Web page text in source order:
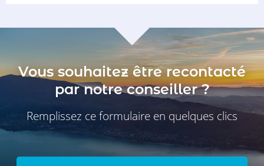
Vous souhaitez être recontacté
par notre conseiller ?
Remplissez ce formulaire en quelques clics